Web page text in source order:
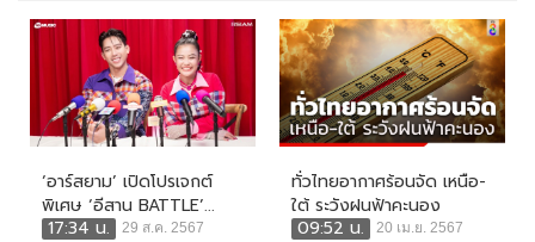
‘อาร์สยาม’ เปิดโปรเจกต์
พิเศษ ‘อีสาน BATTLE’...
17:34 น.
29 ส.ค. 2567
ทั่วไทยอากาศร้อนจัด เหนือ-
ใต้ ระวังฝนฟ้าคะนอง
09:52 น.
20 เม.ย. 2567